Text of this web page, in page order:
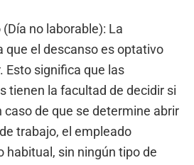
no laborable): La
que el descanso es optativo
Esto significa que las
tienen la facultad de decidir si
caso de que se determine abrir
trabajo, el empleado
habitual, sin ningún tipo de